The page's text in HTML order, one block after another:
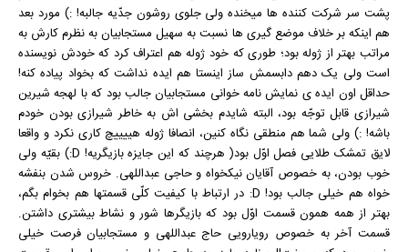
پشت سر شرکت کننده ها میخنده ولی جلوی روشون جدّیه جالبه! :) مورد بعد
هم اینکه بر خلاف موضع گیری ها نسبت به سهیل مستجابیان به نظرم کارش به
مراتب بهتر از ژوله بود؛ طوری که خود ژوله هم اعتراف کرد که خودش نویسنده
است ولی یک دهم دابسمش ساز اینستا هم ایده نداشت که بخواد پیاده کنه!
حداقل اون ایده ی نمایش نامه خوانی مستجابیان جالب بود که با لهجه شیرین
شیرازی قابل توجّه بود، البته شایدم بخشی اش به خاطر شیرازی بودن خودم
باشه! :) ولی شما هم منطقی نگاه کنین، انصافا ژوله هییییچ کاری نکرد و واقعا
لایق تمشک طلایی فصل اوّل بود( هرچند که این جایزه بازیگریه! D:) بقیّه ولی
خوب بودن، به خصوص آقایان نیکخواه و حاجی عبداللهی. خروس شدن بنفشه
خواه هم خیلی جالب بود! D: در ارتباط با کیفیت کلّی قسمتها هم بخوام بگم،
بهتر از همه همون قسمت اوّل بود که بازیگرها شور و نشاط بیشتری داشتن.
قسمت آخر به خصوص رویارویی حاج عبداللهی و مستجابیان فرصت خیلی